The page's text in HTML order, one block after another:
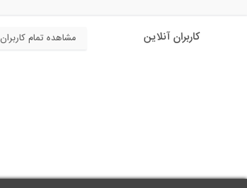
کاربران آنلاین مشاهده تمام کاربران